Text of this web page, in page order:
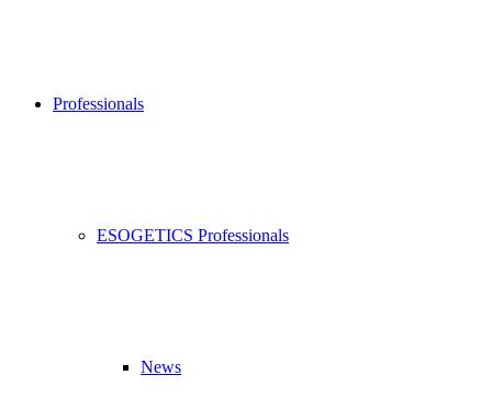
Professionals
ESOGETICS Professionals
News